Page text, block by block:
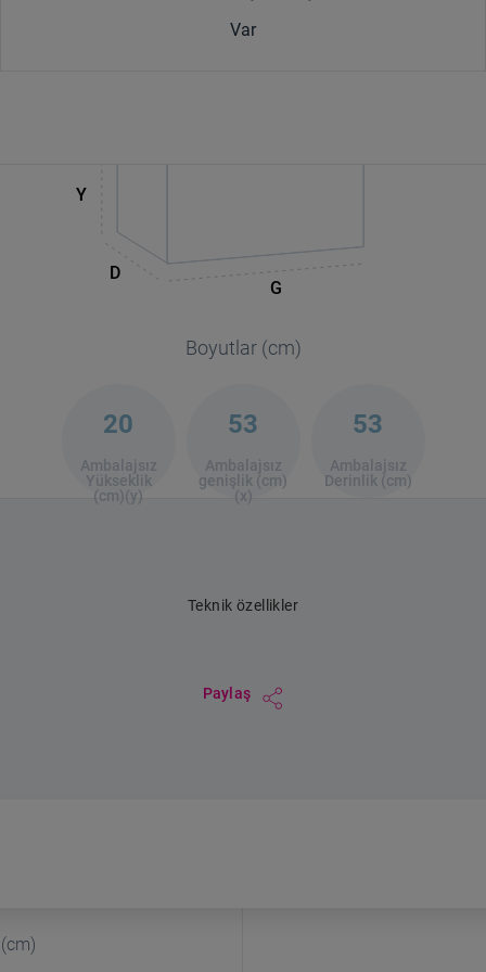
Var
Y
D
G
Boyutlar (cm)
20
Ambalajsız
Yükseklik
(cm)(y)
53
Ambalajsız
genişlik (cm)
(x)
53
Ambalajsız
Derinlik (cm)
Teknik özellikler
Paylaş